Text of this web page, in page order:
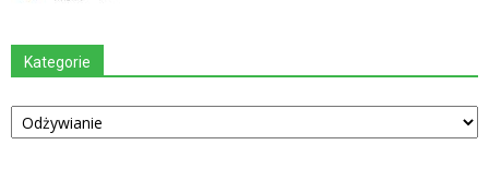
Kategorie
Kategorie